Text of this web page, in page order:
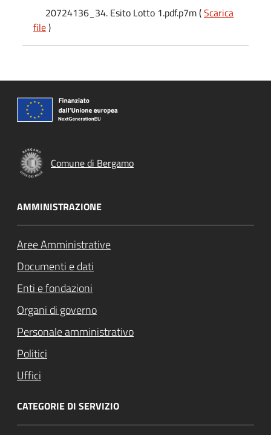
20724136_34. Esito Lotto 1.pdf.p7m (Scarica
file)
Comune di Bergamo
AMMINISTRAZIONE
Aree Amministrative
Documenti e dati
Enti e fondazioni
Organi di governo
Personale amministrativo
Politici
Uffici
CATEGORIE DI SERVIZIO